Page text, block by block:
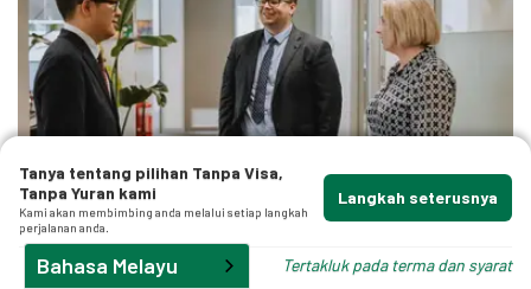
Kerja & Mahir
OlehNicholas Merlin Esq.
13 April 2026
Tanya tentang pilihan Tanpa Visa,
Tanpa Yuran kami
Kami akan membimbing anda melalui setiap langkah
perjalanan anda.
Langkah seterusnya
Tertakluk pada terma dan syarat
Bahasa Melayu